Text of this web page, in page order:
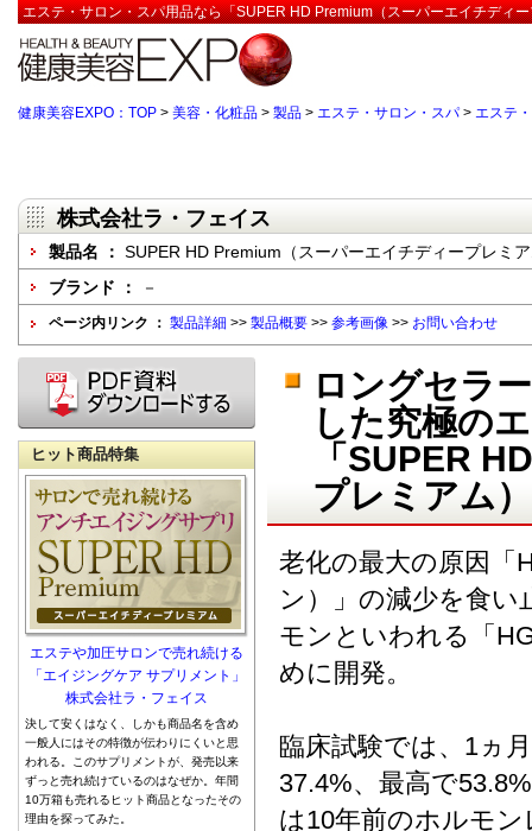
エステ・サロン・スパ用品なら「SUPER HD Premium（スーパーエイチディ
健康美容EXPO：TOP > 美容・化粧品 > 製品 > エステ・サロン・スパ> エステ
株式会社ラ・フェイス
製品名 ： SUPER HD Premium（スーパーエイチディープレミ
ブランド ：
－
ページ内リンク ： 製品詳細 >> 製品概要 >> 参考画像 >> お問い合わせ
ロングセラ
した究極の
「SUPER
プレミアム
老化の最大の原因「
ン）」の減少を食
モンといわれる「
めに開発。
臨床試験では、1ヵ
37.4%、最高で
は10年前のホルモ
ヒット商品特集
エステや加圧サロンで売れ続ける
「エイジングケア サプリメント」
株式会社ラ・フェイス
決して安くはなく、しかも商品名を含め
一般人にはその特徴が伝わりにくいと思
われる。このサプリメントが、発売以来
ずっと売れ続けているのはなぜか。年間
10万箱も売れるヒット商品となったその
理由を探ってみた。